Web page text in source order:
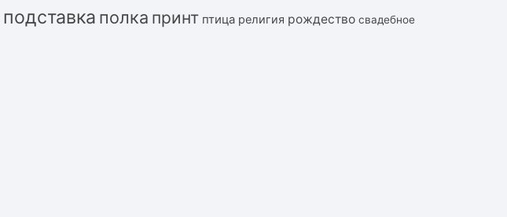
подставка полка принт птица религия рождество свадебное